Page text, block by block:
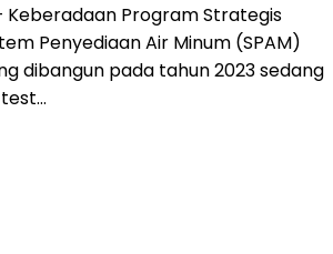
Keberadaan Program Strategis
Penyediaan Air Minum (SPAM)
dibangun pada tahun 2023 sedang